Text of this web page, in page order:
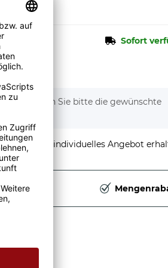
Sofort
Wählen Sie bitte die gewünschte
stellen und individuelles Angebot
-